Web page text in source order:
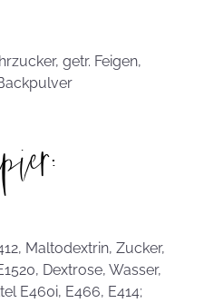
getr. Feigen,
Maltodextrin, Zucker,
Dextrose, Wasser,
E460i, E466, E414;